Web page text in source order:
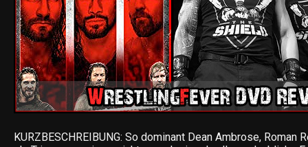
KURZBESCHREIBUNG: So dominant Dean Ambrose, Roman